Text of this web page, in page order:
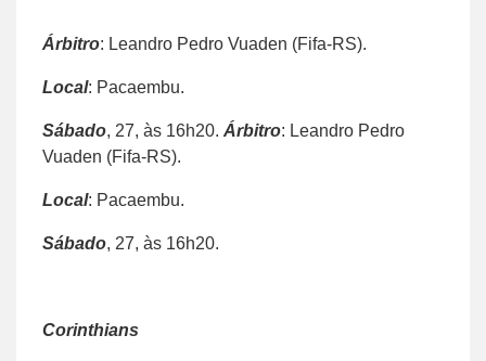
Árbitro: Leandro Pedro Vuaden (Fifa-RS).
Local: Pacaembu.
Sábado, 27, às 16h20. Árbitro: Leandro Pedro
Vuaden (Fifa-RS).
Local: Pacaembu.
Sábado, 27, às 16h20.
Corinthians